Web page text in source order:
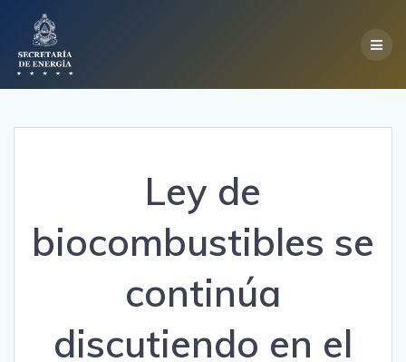
Ley de
biocombustibles se
continúa
discutiendo en el